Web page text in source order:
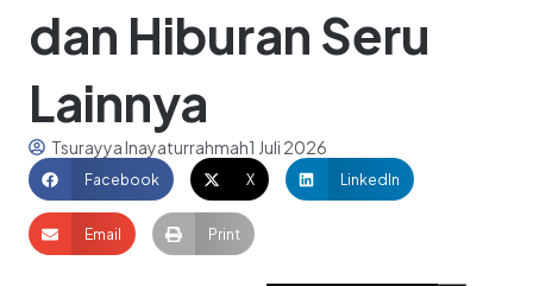
dan Hiburan Seru
Lainnya
Tsurayya Inayaturrahmah1 Juli 2026
Facebook X LinkedIn
Email Print